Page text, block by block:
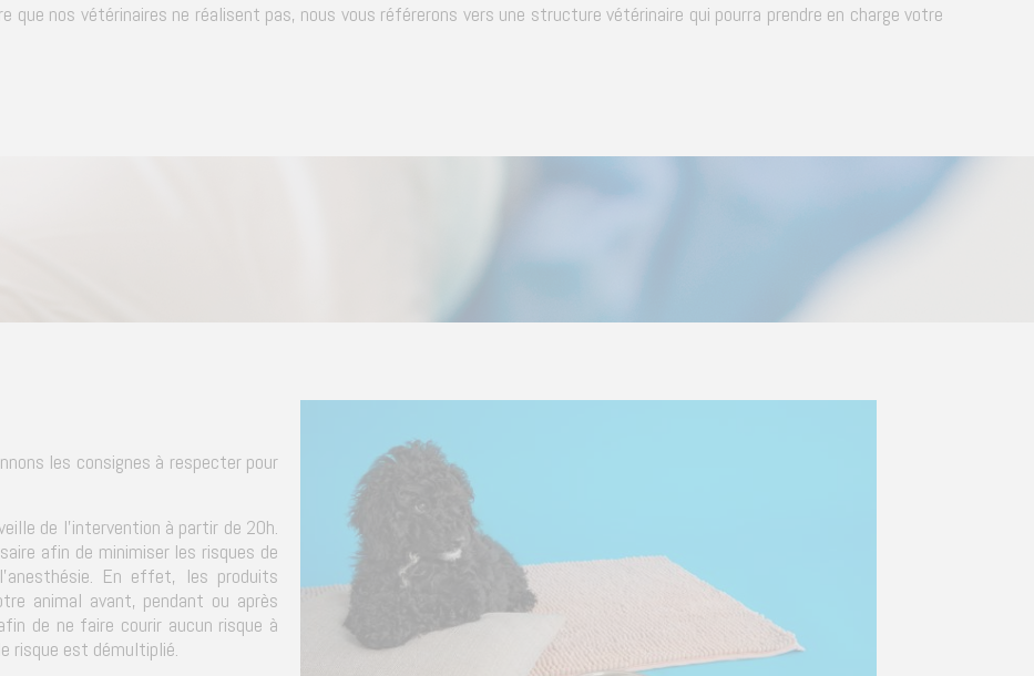
que nos vétérinaires ne réalisent pas, nous vous référerons vers une structure vétérinaire qui pourra prendre en charge votre
les consignes à respecter pour
de l'intervention à partir de 20h.
afin de minimiser les risques de
En effet, les produits
animal avant, pendant ou après
de ne faire courir aucun risque à
risque est démultiplié.